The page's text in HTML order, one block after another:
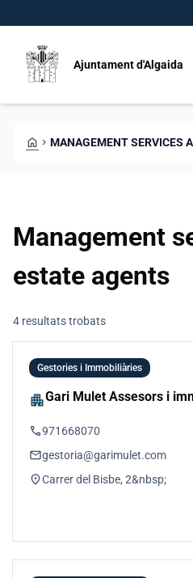
Ajuntament d'Algaida
HOME CHEVRON_RIGHT MANAGEMENT SERVICES
Management
estate agents
4 resultats trobats
Gestories i Immobiliàries
apartmentGari Mulet Assesors i
phone971668070
emailgestoria@garimulet.com
location_onCarrer del Bisbe, 2&nbsp;